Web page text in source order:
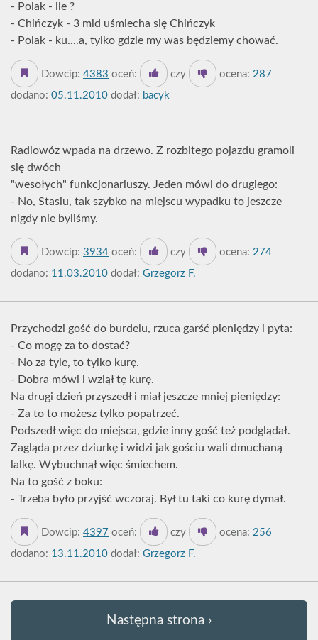
- Polak - ile ?
- Chińczyk - 3 mld uśmiecha się Chińczyk
- Polak - ku....a, tylko gdzie my was będziemy chować.
Dowcip: 4383 oceń: czy ocena: 287
dodano: 05.11.2010 dodał: bacyk
Radiowóz wpada na drzewo. Z rozbitego pojazdu gramoli
się dwóch
"wesołych" funkcjonariuszy. Jeden mówi do drugiego:
- No, Stasiu, tak szybko na miejscu wypadku to jeszcze
nigdy nie byliśmy.
Dowcip: 3934 oceń: czy ocena: 274
dodano: 11.03.2010 dodał: Grzegorz F.
Przychodzi gość do burdelu, rzuca garść pieniędzy i pyta:
- Co mogę za to dostać?
- No za tyle, to tylko kurę.
- Dobra mówi i wziął tę kurę.
Na drugi dzień przyszedł i miał jeszcze mniej pieniędzy:
- Za to to możesz tylko popatrzeć.
Podszedł więc do miejsca, gdzie inny gość też podglądał.
Zagląda przez dziurkę i widzi jak gościu wali dmuchaną
lalkę. Wybuchnął więc śmiechem.
Na to gość z boku:
- Trzeba było przyjść wczoraj. Był tu taki co kurę dymał.
Dowcip: 4397 oceń: czy ocena: 256
dodano: 13.11.2010 dodał: Grzegorz F.
Następna strona ›